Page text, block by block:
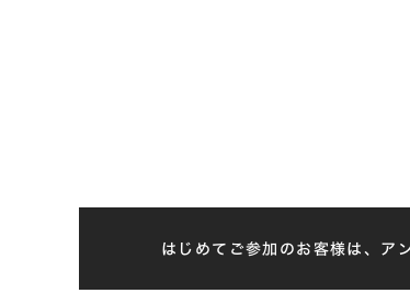
はじめてご参加のお客様は、ア